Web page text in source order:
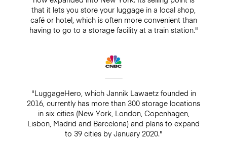
that it lets you store your luggage in a local shop,
café or hotel, which is often more convenient than
having to go to a storage facility at a train station."
"LuggageHero, which Jannik Lawaetz founded in
2016, currently has more than 300 storage locations
in six cities (New York, London, Copenhagen,
Lisbon, Madrid and Barcelona) and plans to expand
to 39 cities by January 2020."